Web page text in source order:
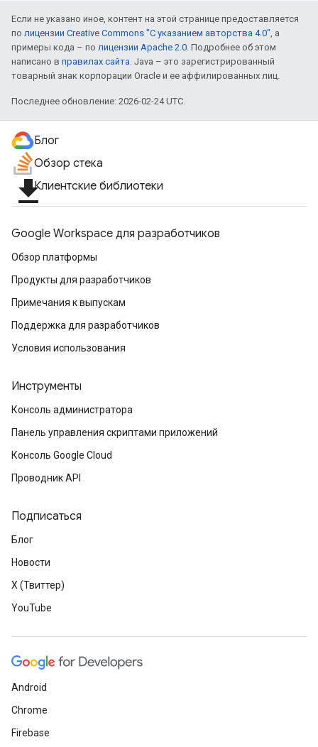
Если не указано иное, контент на этой странице предоставляется
по лицензии Creative Commons "С указанием авторства 4.0", а
примеры кода – по лицензии Apache 2.0. Подробнее об этом
написано в правилах сайта. Java – это зарегистрированный
товарный знак корпорации Oracle и ее аффилированных лиц.
Последнее обновление: 2026-02-24 UTC.
Блог
Обзор стека
file_downloadКлиентские библиотеки
Google Workspace для разработчиков
Обзор платформы
Продукты для разработчиков
Примечания к выпускам
Поддержка для разработчиков
Условия использования
Инструменты
Консоль администратора
Панель управления скриптами приложений
Консоль Google Cloud
Проводник API
Подписаться
Блог
Новости
X (Твиттер)
YouTube
Android
Chrome
Firebase